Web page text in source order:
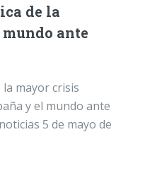
de la
ante
mayor crisis
y el mundo ante
5 de mayo de